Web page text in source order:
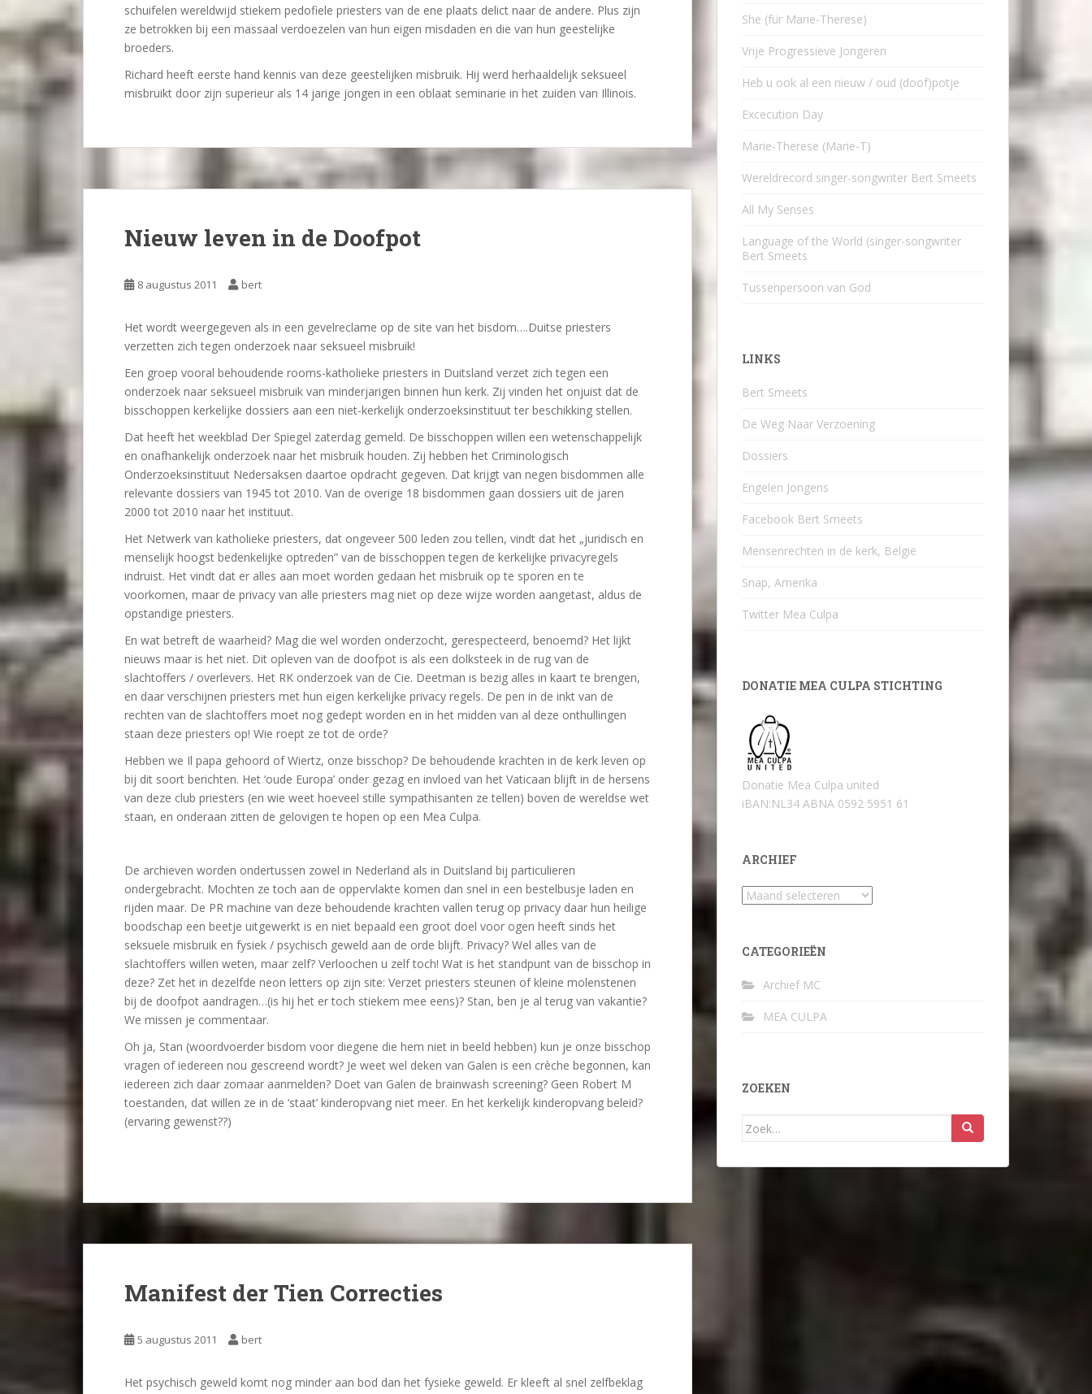
schuifelen wereldwijd stiekem pedofiele priesters van de ene plaats delict naar de andere. Plus zijn
ze betrokken bij een massaal verdoezelen van hun eigen misdaden en die van hun geestelijke
broeders.
Richard heeft eerste hand kennis van deze geestelijken misbruik. Hij werd herhaaldelijk seksueel
misbruikt door zijn superieur als 14 jarige jongen in een oblaat seminarie in het zuiden van Illinois.
Nieuw leven in de Doofpot
8 augustus 2011 bert
Het wordt weergegeven als in een gevelreclame op de site van het bisdom….Duitse priesters
verzetten zich tegen onderzoek naar seksueel misbruik!
Een groep vooral behoudende rooms-katholieke priesters in Duitsland verzet zich tegen een
onderzoek naar seksueel misbruik van minderjarigen binnen hun kerk. Zij vinden het onjuist dat de
bisschoppen kerkelijke dossiers aan een niet-kerkelijk onderzoeksinstituut ter beschikking stellen.
Dat heeft het weekblad Der Spiegel zaterdag gemeld. De bisschoppen willen een wetenschappelijk
en onafhankelijk onderzoek naar het misbruik houden. Zij hebben het Criminologisch
Onderzoeksinstituut Nedersaksen daartoe opdracht gegeven. Dat krijgt van negen bisdommen alle
relevante dossiers van 1945 tot 2010. Van de overige 18 bisdommen gaan dossiers uit de jaren
2000 tot 2010 naar het instituut.
Het Netwerk van katholieke priesters, dat ongeveer 500 leden zou tellen, vindt dat het „juridisch en
menselijk hoogst bedenkelijke optreden” van de bisschoppen tegen de kerkelijke privacyregels
indruist. Het vindt dat er alles aan moet worden gedaan het misbruik op te sporen en te
voorkomen, maar de privacy van alle priesters mag niet op deze wijze worden aangetast, aldus de
opstandige priesters.
En wat betreft de waarheid? Mag die wel worden onderzocht, gerespecteerd, benoemd? Het lijkt
nieuws maar is het niet. Dit opleven van de doofpot is als een dolksteek in de rug van de
slachtoffers / overlevers. Het RK onderzoek van de Cie. Deetman is bezig alles in kaart te brengen,
en daar verschijnen priesters met hun eigen kerkelijke privacy regels. De pen in de inkt van de
rechten van de slachtoffers moet nog gedept worden en in het midden van al deze onthullingen
staan deze priesters op! Wie roept ze tot de orde?
Hebben we Il papa gehoord of Wiertz, onze bisschop? De behoudende krachten in de kerk leven op
bij dit soort berichten. Het ‘oude Europa’ onder gezag en invloed van het Vaticaan blijft in de hersens
van deze club priesters (en wie weet hoeveel stille sympathisanten ze tellen) boven de wereldse wet
staan, en onderaan zitten de gelovigen te hopen op een Mea Culpa.
De archieven worden ondertussen zowel in Nederland als in Duitsland bij particulieren
ondergebracht. Mochten ze toch aan de oppervlakte komen dan snel in een bestelbusje laden en
rijden maar. De PR machine van deze behoudende krachten vallen terug op privacy daar hun heilige
boodschap een beetje uitgewerkt is en niet bepaald een groot doel voor ogen heeft sinds het
seksuele misbruik en fysiek / psychisch geweld aan de orde blijft. Privacy? Wel alles van de
slachtoffers willen weten, maar zelf? Verloochen u zelf toch! Wat is het standpunt van de bisschop in
deze? Zet het in dezelfde neon letters op zijn site: Verzet priesters steunen of kleine molenstenen
bij de doofpot aandragen…(is hij het er toch stiekem mee eens)? Stan, ben je al terug van vakantie?
We missen je commentaar.
Oh ja, Stan (woordvoerder bisdom voor diegene die hem niet in beeld hebben) kun je onze bisschop
vragen of iedereen nou gescreend wordt? Je weet wel deken van Galen is een crèche begonnen, kan
iedereen zich daar zomaar aanmelden? Doet van Galen de brainwash screening? Geen Robert M
toestanden, dat willen ze in de ‘staat’ kinderopvang niet meer. En het kerkelijk kinderopvang beleid?
(ervaring gewenst??)
Manifest der Tien Correcties
5 augustus 2011 bert
Het psychisch geweld komt nog minder aan bod dan het fysieke geweld. Er kleeft al snel zelfbeklag
She (für Marie-Therese)
Vrije Progressieve Jongeren
Heb u ook al een nieuw / oud (doof)potje
Excecution Day
Marie-Therese (Marie-T)
Wereldrecord singer-songwriter Bert Smeets
All My Senses
Language of the World (singer-songwriter
Bert Smeets
Tussenpersoon van God
LINKS
Bert Smeets
De Weg Naar Verzoening
Dossiers
Engelen Jongens
Facebook Bert Smeets
Mensenrechten in de kerk, België
Snap, Amerika
Twitter Mea Culpa
DONATIE MEA CULPA STICHTING
Donatie Mea Culpa united
iBAN:NL34 ABNA 0592 5951 61
ARCHIEF
Archief
CATEGORIEËN
Archief MC
MEA CULPA
ZOEKEN
Zoek